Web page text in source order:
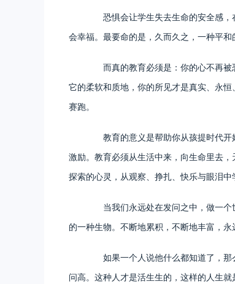
恐惧会让学生失去生命的安全感，
会幸福。最要命的是，久而久之，一种平
而真的教育必须是：你的心不再被
它的柔软和质地，你的所见才是真实、永
赛跑。
教育的意义是帮助你从孩提时代开
激励。教育必须从生活中来，向生命里去
探索的心灵，从观察、挣扎、快乐与眼泪中
当我们永远处在发问之中，做一个
的一种生物。不断地累积，不断地丰富，
如果一个人说他什么都知道了，那
问高。这种人才是活生生的，这样的人生就